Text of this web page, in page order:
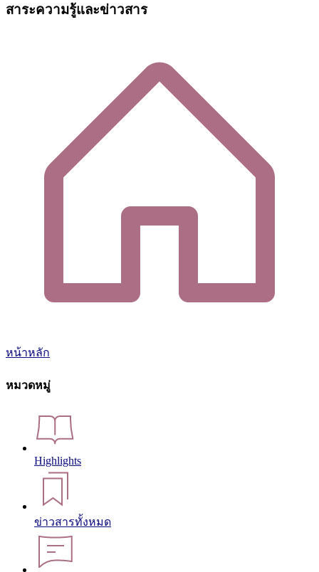
สาระความรู้และข่าวสาร
หน้าหลัก
หมวดหมู่
Highlights
ข่าวสารทั้งหมด